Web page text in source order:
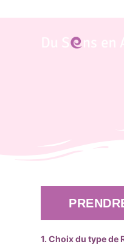
1. Choix du type de